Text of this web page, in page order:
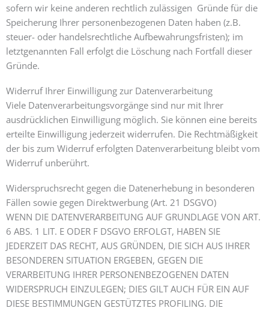
sofern wir keine anderen rechtlich zulässigen Gründe für die
Speicherung Ihrer personenbezogenen Daten haben (z.B.
steuer- oder handelsrechtliche Aufbewahrungsfristen); im
letztgenannten Fall erfolgt die Löschung nach Fortfall dieser
Gründe.
Widerruf Ihrer Einwilligung zur Datenverarbeitung
Viele Datenverarbeitungsvorgänge sind nur mit Ihrer
ausdrücklichen Einwilligung möglich. Sie können eine bereits
erteilte Einwilligung jederzeit widerrufen. Die Rechtmäßigkeit
der bis zum Widerruf erfolgten Datenverarbeitung bleibt vom
Widerruf unberührt.
Widerspruchsrecht gegen die Datenerhebung in besonderen
Fällen sowie gegen Direktwerbung (Art. 21 DSGVO)
WENN DIE DATENVERARBEITUNG AUF GRUNDLAGE VON ART.
6 ABS. 1 LIT. E ODER F DSGVO ERFOLGT, HABEN SIE
JEDERZEIT DAS RECHT, AUS GRÜNDEN, DIE SICH AUS IHRER
BESONDEREN SITUATION ERGEBEN, GEGEN DIE
VERARBEITUNG IHRER PERSONENBEZOGENEN DATEN
WIDERSPRUCH EINZULEGEN; DIES GILT AUCH FÜR EIN AUF
DIESE BESTIMMUNGEN GESTÜTZTES PROFILING. DIE